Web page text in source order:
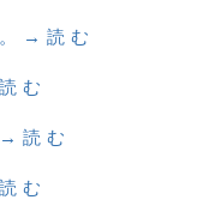
→読む
む
読む
む